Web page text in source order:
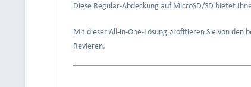
Diese Regular-Abdeckung auf MicroSD/SD bietet
Mit dieser All-in-One-Lösung profitieren Sie von
Revieren.